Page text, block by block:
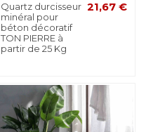
Quartz durcisseur
minéral pour
béton décoratif
TON PIERRE à
partir de 25 Kg
21,67 €